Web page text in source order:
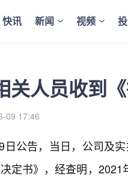
快讯 新闻 视频
人员收到
09 17:46
日公告，当日，公司及
定书》，经查明，